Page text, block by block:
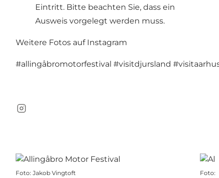
Eintritt. Bitte beachten Sie, dass ein
Ausweis vorgelegt werden muss.
Weitere Fotos auf Instagram
#allingåbromotorfestival #visitdjursland
Instagram
Foto: Jakob Vingtoft Foto: